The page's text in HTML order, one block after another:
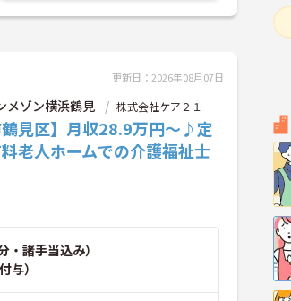
更新日：2026年08月07日
メゾン横浜鶴見 株式会社ケア２１
鶴見区】月収28.9万円～♪定
老人ホームでの介護福祉士
・諸手当込み）
与）